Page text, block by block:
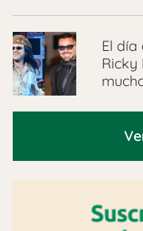
El día
Ricky